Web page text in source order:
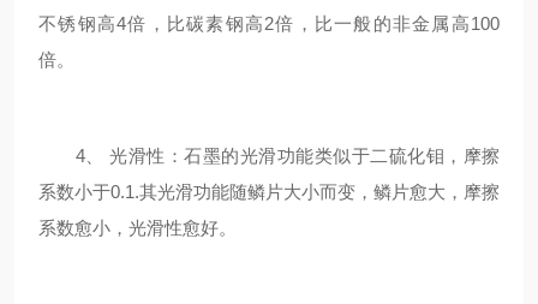
不锈钢高4倍，比碳素钢高2倍，比一般的非金属高100
倍。
4、 光滑性：石墨的光滑功能类似于二硫化钼，摩擦
系数小于0.1.其光滑功能随鳞片大小而变，鳞片愈大，摩擦
系数愈小，光滑性愈好。